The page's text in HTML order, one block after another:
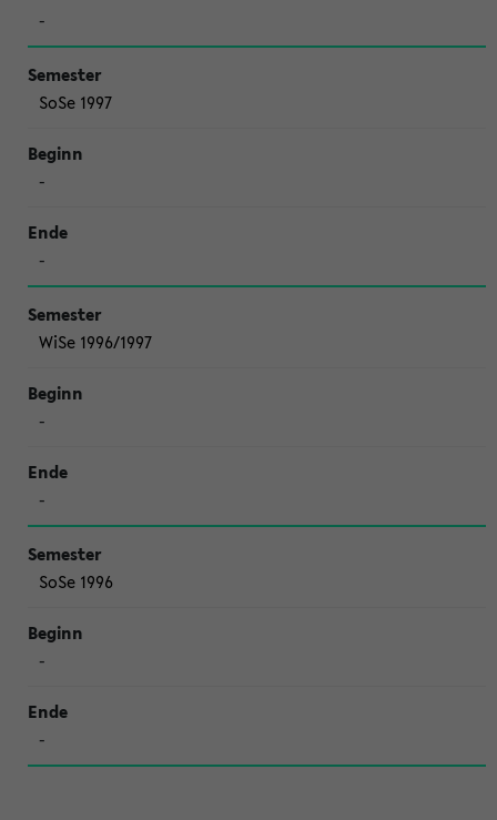
-
SoSe 1997
-
-
WiSe 1996/1997
-
-
SoSe 1996
-
-